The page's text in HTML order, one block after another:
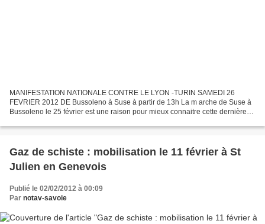
MANIFESTATION NATIONALE CONTRE LE LYON -TURIN SAMEDI 26
FEVRIER 2012 DE Bussoleno à Suse à partir de 13h La m arche de Suse à
Bussoleno le 25 février est une raison pour mieux connaitre cette dernière
Gaz de schiste : mobilisation le 11 février à St
Julien en Genevois
Publié le 02/02/2012 à 00:09
Par notav-savoie